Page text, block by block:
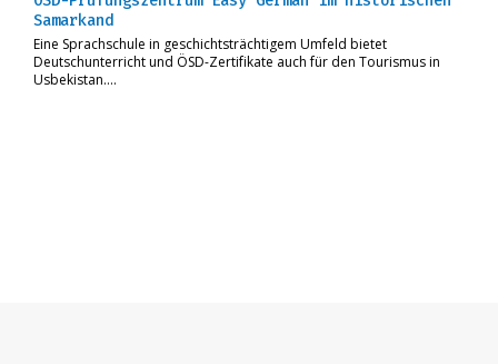
Samarkand
Eine Sprachschule in geschichtsträchtigem Umfeld bietet
Deutschunterricht und ÖSD-Zertifikate auch für den Tourismus in
Usbekistan….